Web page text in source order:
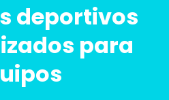
deportivos
para